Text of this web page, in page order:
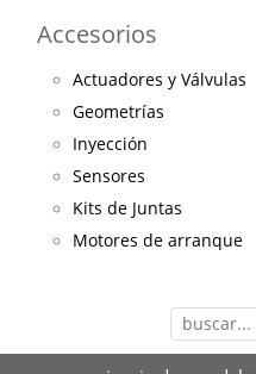
Accesorios
Actuadores y Válvulas
Geometrías
Inyección
Sensores
Kits de Juntas
Motores de arranque